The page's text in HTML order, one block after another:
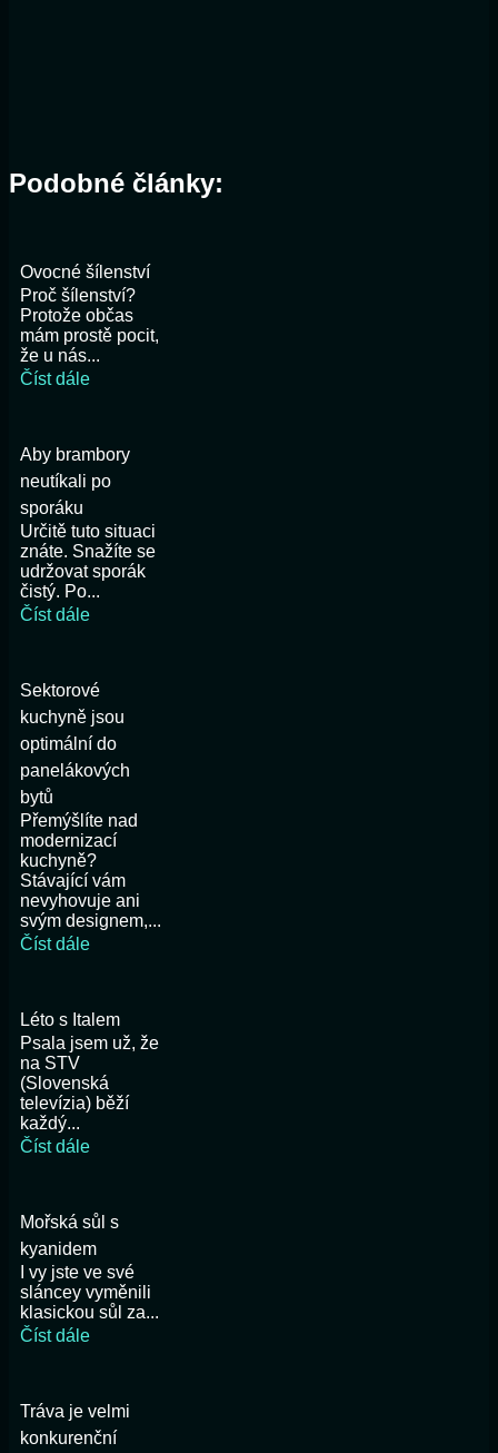
Podobné články:
Ovocné šílenství
Proč šílenství?
Protože občas
mám prostě pocit,
že u nás...
Číst dále
Aby brambory
neutíkali po
sporáku
Určitě tuto situaci
znáte. Snažíte se
udržovat sporák
čistý. Po...
Číst dále
Sektorové
kuchyně jsou
optimální do
panelákových
bytů
Přemýšlíte nad
modernizací
kuchyně?
Stávající vám
nevyhovuje ani
svým designem,...
Číst dále
Léto s Italem
Psala jsem už, že
na STV
(Slovenská
televízia) běží
každý...
Číst dále
Mořská sůl s
kyanidem
I vy jste ve své
sláncey vyměnili
klasickou sůl za...
Číst dále
Tráva je velmi
konkurenční